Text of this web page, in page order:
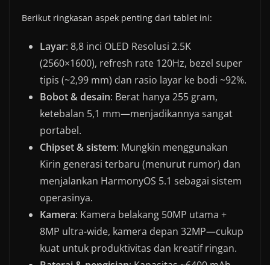
Berikut ringkasan aspek penting dari tablet ini:
Layar: 8,8 inci OLED Resolusi 2.5K
(2560×1600), refresh rate 120Hz, bezel super
tipis (~2,99 mm) dan rasio layar ke bodi ~92%.
Bobot & desain: Berat hanya 255 gram,
ketebalan 5,1 mm—menjadikannya sangat
portabel.
Chipset & sistem: Mungkin menggunakan
Kirin generasi terbaru (menurut rumor) dan
menjalankan HarmonyOS 5.1 sebagai sistem
operasinya.
Kamera: Kamera belakang 50MP utama +
8MP ultra-wide, kamera depan 32MP—cukup
kuat untuk produktivitas dan kreatif ringan.